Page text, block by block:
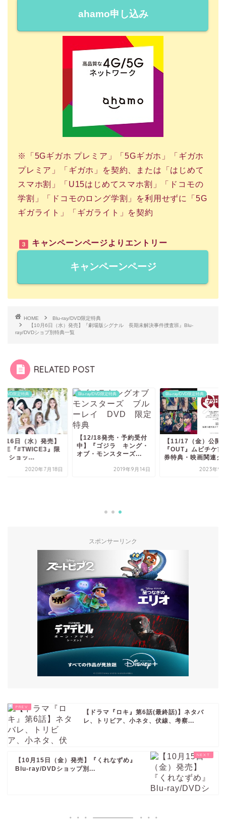
ahamo申し込み
※「5Gギガホ プレミア」「5Gギガホ」「ギガホ
プレミア」「ギガホ」を契約、または「はじめて
スマホ割」「U15はじめてスマホ割」「ドコモの
学割」「ドコモのロング学割」を利用せずに「5G
ギガライト」「ギガライト」を契約
キャンペーンページよりエントリー
キャンペーンページ
HOME
Blu-ray/DVD限定特典
【10月6日（水）発売】『劇場版シグナル 長期未解決事件捜査班』Blu-
ray/DVDショプ別特典一覧
RELATED POST
DVD限定特典
16日（水）発売】
『#TWICE3』限
・ショッ...
2020年7月18日
Blu-ray/DVD限定特典
【12/18発売・予約受付
中】『ゴジラ キング・
オブ・モンスターズ...
2019年9月14日
Blu-ray/DVD限定特典
【11/17（金）公開
『OUT』ムビチケ前
券特典・映画関連グ
2023年9
スポンサーリンク
【ドラマ『ロキ』第6話(最終話)】ネタバ
レ、トリビア、小ネタ、伏線、考察...
【10月15日（金）発売】『くれなずめ』
Blu-ray/DVDショップ別...